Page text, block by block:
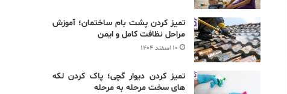
تمیز کردن پشت بام ساختمان؛ آموزش
مراحل نظافت کامل و ایمن
۱۰ اسفند ۱۴۰۴
تمیز کردن دیوار گچی؛ پاک کردن لکه
های سخت مرحله به مرحله